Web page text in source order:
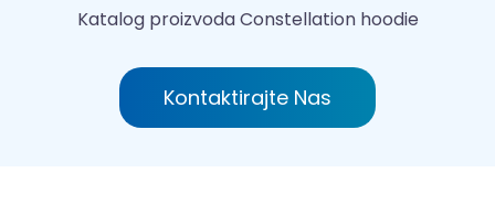
Katalog proizvodaConstellation hoodie
Kontaktirajte Nas